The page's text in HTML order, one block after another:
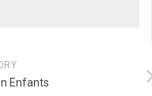
Enfants